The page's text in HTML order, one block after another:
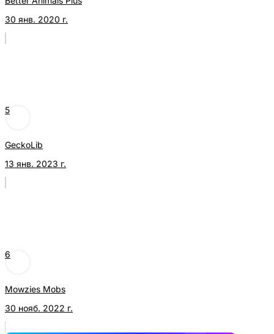
30 янв. 2020 г.
5
GeckoLib
13 янв. 2023 г.
6
Mowzies Mobs
30 нояб. 2022 г.